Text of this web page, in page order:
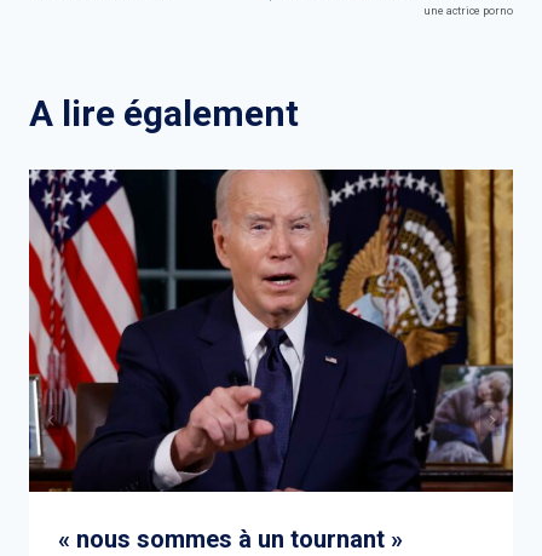
une actrice porno
A lire également
« nous sommes à un tournant »